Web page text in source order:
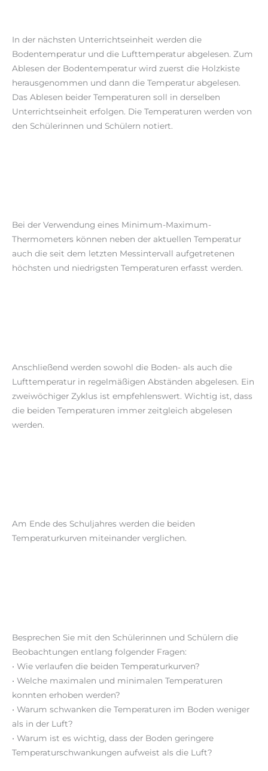
In der nächsten Unterrichtseinheit werden die
Bodentemperatur und die Lufttemperatur abgelesen. Zum
Ablesen der Bodentemperatur wird zuerst die Holzkiste
herausgenommen und dann die Temperatur abgelesen.
Das Ablesen beider Temperaturen soll in derselben
Unterrichtseinheit erfolgen. Die Temperaturen werden von
den Schülerinnen und Schülern notiert.
Bei der Verwendung eines Minimum-Maximum-
Thermometers können neben der aktuellen Temperatur
auch die seit dem letzten Messintervall aufgetretenen
höchsten und niedrigsten Temperaturen erfasst werden.
Anschließend werden sowohl die Boden- als auch die
Lufttemperatur in regelmäßigen Abständen abgelesen. Ein
zweiwöchiger Zyklus ist empfehlenswert. Wichtig ist, dass
die beiden Temperaturen immer zeitgleich abgelesen
werden.
Am Ende des Schuljahres werden die beiden
Temperaturkurven miteinander verglichen.
Besprechen Sie mit den Schülerinnen und Schülern die
Beobachtungen entlang folgender Fragen:
• Wie verlaufen die beiden Temperaturkurven?
• Welche maximalen und minimalen Temperaturen
konnten erhoben werden?
• Warum schwanken die Temperaturen im Boden weniger
als in der Luft?
• Warum ist es wichtig, dass der Boden geringere
Temperaturschwankungen aufweist als die Luft?